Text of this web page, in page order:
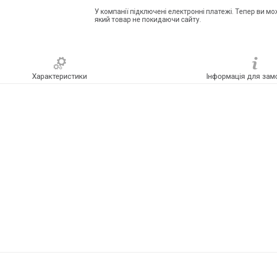
У компанії підключені електронні платежі. Тепер ви
який товар не покидаючи сайту.
Характеристики Інформація для